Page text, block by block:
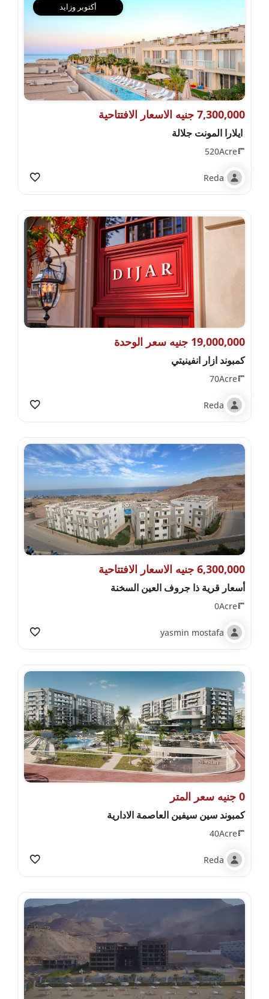
أكتوبر وزايد
7,300,000 جنيه الاسعار الافتتاحية
ايلارا المونت جلالة
520Acre
Reda
19,000,000 جنيه سعر الوحدة
كمبوند ازار انفينيتي
70Acre
Reda
6,300,000 جنيه الاسعار الافتتاحية
أسعار قرية ذا جروف العين السخنة
0Acre
yasmin mostafa
0 جنيه سعر المتر
كمبوند سين سيفين العاصمة الادارية
40Acre
Reda